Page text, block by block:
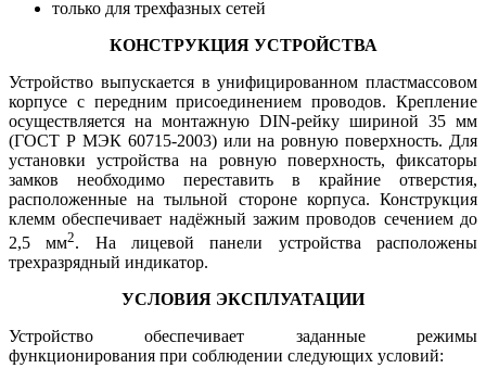
только для трехфазных сетей
КОНСТРУКЦИЯ УСТРОЙСТВА
Устройство выпускается в унифицированном пластмассовом
корпусе с передним присоединением проводов. Крепление
осуществляется на монтажную DIN-рейку шириной 35 мм
(ГОСТ Р МЭК 60715-2003) или на ровную поверхность. Для
установки устройства на ровную поверхность, фиксаторы
замков необходимо переставить в крайние отверстия,
расположенные на тыльной стороне корпуса. Конструкция
клемм обеспечивает надёжный зажим проводов сечением до
2,5 мм2. На лицевой панели устройства расположены
трехразрядный индикатор.
УСЛОВИЯ ЭКСПЛУАТАЦИИ
Устройство обеспечивает заданные режимы
функционирования при соблюдении следующих условий: